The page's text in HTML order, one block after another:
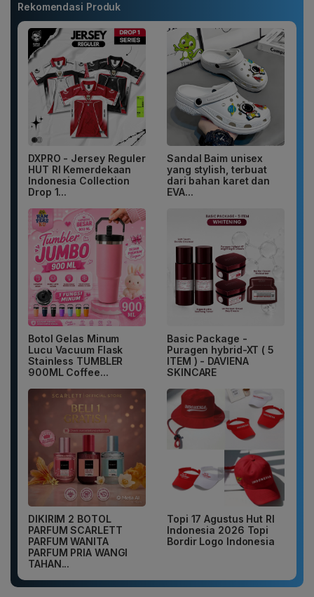
Rekomendasi Produk
DXPRO - Jersey Reguler
HUT RI Kemerdekaan
Indonesia Collection
Drop 1...
Sandal Baim unisex
yang stylish, terbuat
dari bahan karet dan
EVA...
Botol Gelas Minum
Lucu Vacuum Flask
Stainless TUMBLER
900ML Coffee...
Basic Package -
Puragen hybrid-XT ( 5
ITEM ) - DAVIENA
SKINCARE
DIKIRIM 2 BOTOL
PARFUM SCARLETT
PARFUM WANITA
PARFUM PRIA WANGI
TAHAN...
Topi 17 Agustus Hut RI
Indonesia 2026 Topi
Bordir Logo Indonesia